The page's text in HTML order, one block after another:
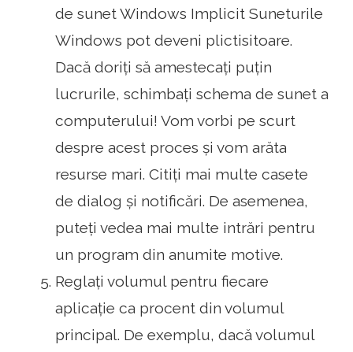
de sunet Windows Implicit Suneturile
Windows pot deveni plictisitoare.
Dacă doriți să amestecați puțin
lucrurile, schimbați schema de sunet a
computerului! Vom vorbi pe scurt
despre acest proces și vom arăta
resurse mari. Citiți mai multe casete
de dialog și notificări. De asemenea,
puteți vedea mai multe intrări pentru
un program din anumite motive.
Reglați volumul pentru fiecare
aplicație ca procent din volumul
principal. De exemplu, dacă volumul